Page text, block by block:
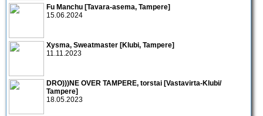
Fu Manchu [Tavara-asema, Tampere]
15.06.2024
Xysma, Sweatmaster [Klubi, Tampere]
11.11.2023
DRO)))NE OVER TAMPERE, torstai [Vastavirta-Klubi/
Tampere]
18.05.2023